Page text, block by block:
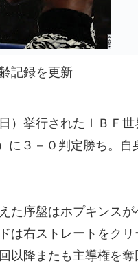
記録を更新
挙行されたＩＢＦ
３－０判定勝ち。
序盤はホプキンス
右ストレートをク
以降またも主導権を